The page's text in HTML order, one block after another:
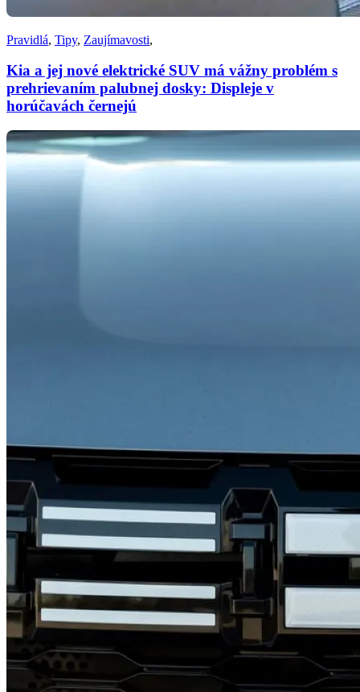
Pravidlá, Tipy, Zaujímavosti,
Kia a jej nové elektrické SUV má vážny problém s
prehrievaním palubnej dosky: Displeje v
horúčavách černejú